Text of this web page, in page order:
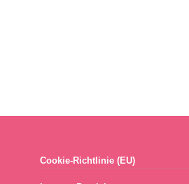
Cookie-Richtlinie (EU)